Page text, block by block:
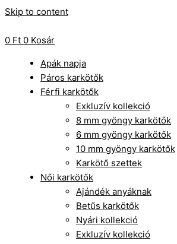
Skip to content
0 Ft 0 Kosár
Apák napja
Páros karkötők
Férfi karkötők
Exkluzív kollekció
8 mm gyöngy karkötők
6 mm gyöngy karkötők
10 mm gyöngy karkötők
Karkötő szettek
Női karkötők
Ajándék anyáknak
Betűs karkötők
Nyári kollekció
Exkluzív kollekció